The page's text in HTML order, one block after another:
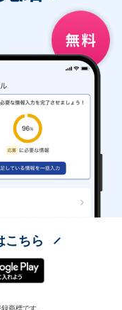
こちら
商標です。